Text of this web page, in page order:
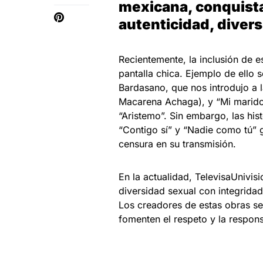
mexicana,
autenticidad,
Recientemente, la inclusión de
pantalla chica. Ejemplo de ello
Bardasano, que nos introdujo a
Macarena Achaga), y “Mi
“Aristemo”. Sin embargo, las
“Contigo sí” y “Nadie como
censura en su transmisión.
En la actualidad,
diversidad sexual con
Los creadores de estas obras
fomenten el respeto y la